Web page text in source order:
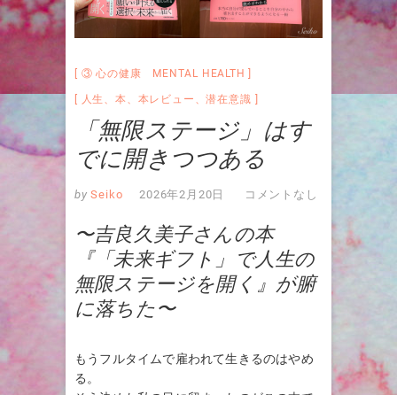
③ 心の健康 MENTAL HEALTH
人生 、本、 本レビュー 、潜在意識
「無限ステージ」はす
でに開きつつある
by Seiko 2026年2月20日 コメントなし
〜吉良久美子さんの本
『「未来ギフト」で人生の
無限ステージを開く』が腑
に落ちた〜
もうフルタイムで雇われて生きるのはやめ
る。